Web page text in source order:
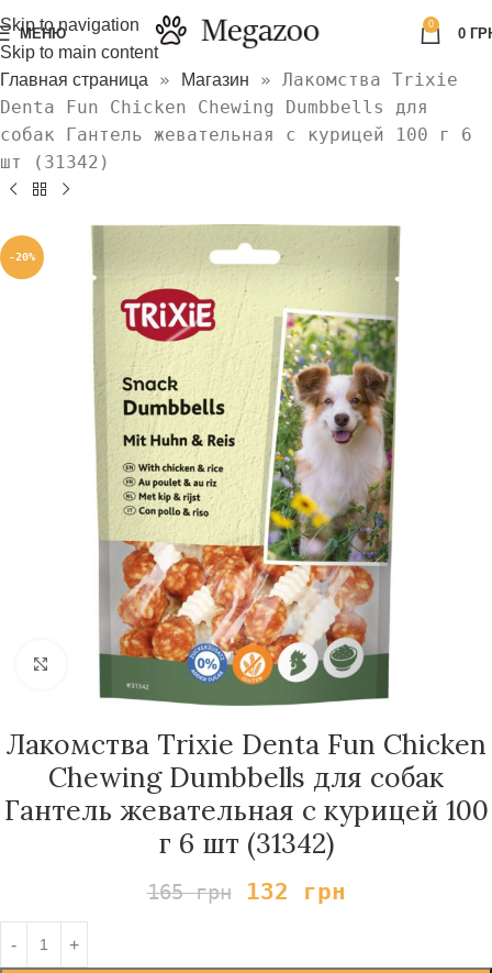
Skip to navigation
Skip to main content
МЕНЮ
0
0
Главная страница » Магазин » Лакомства Trixie
Denta Fun Chicken Chewing Dumbbells для
собак Гантель жевательная с курицей 100 г 6
шт (31342)
-20%
Нажмите, чтобы увеличить
Лакомства Trixie Denta Fun Chicken
Chewing Dumbbells для собак
Гантель жевательная с курицей 100
г 6 шт (31342)
165грн 132 грн